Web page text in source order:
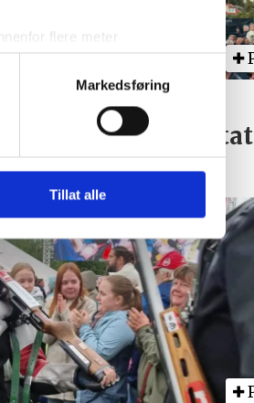
flere meter
hvordan de skal brukes.
med partnerne våre innen
du har gjort tilgjengelig for
Markedsføring
Tillat alle
Høllesanden live:
Onsdagsbandet